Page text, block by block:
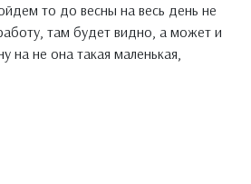
то до весны на весь день не
там будет видно, а может и
на не она такая маленькая,